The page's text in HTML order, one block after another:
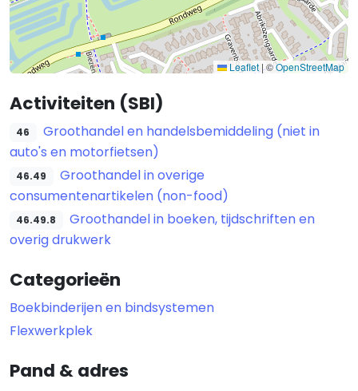
Leaflet |©OpenStreetMap
Activiteiten (SBI)
46
Groothandel en handelsbemiddeling (niet in
auto's en motorfietsen)
46.49
Groothandel in overige
consumentenartikelen (non-food)
46.49.8
Groothandel in boeken, tijdschriften en
overig drukwerk
Categorieën
Boekbinderijen en bindsystemen
Flexwerkplek
Pand & adres